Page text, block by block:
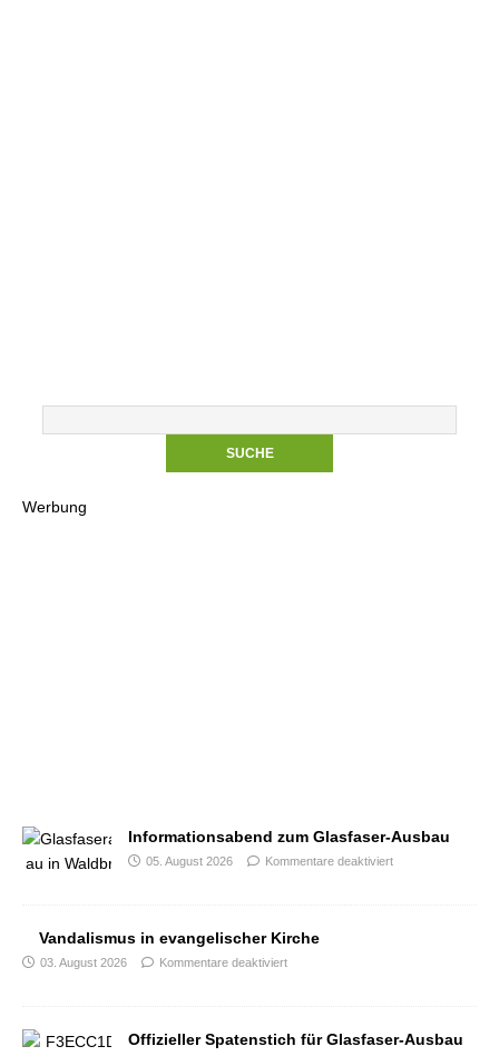
Werbung
Informationsabend zum Glasfaser-Ausbau
05. August 2026 Kommentare deaktiviert
Vandalismus in evangelischer Kirche
03. August 2026 Kommentare deaktiviert
Offizieller Spatenstich für Glasfaser-Ausbau